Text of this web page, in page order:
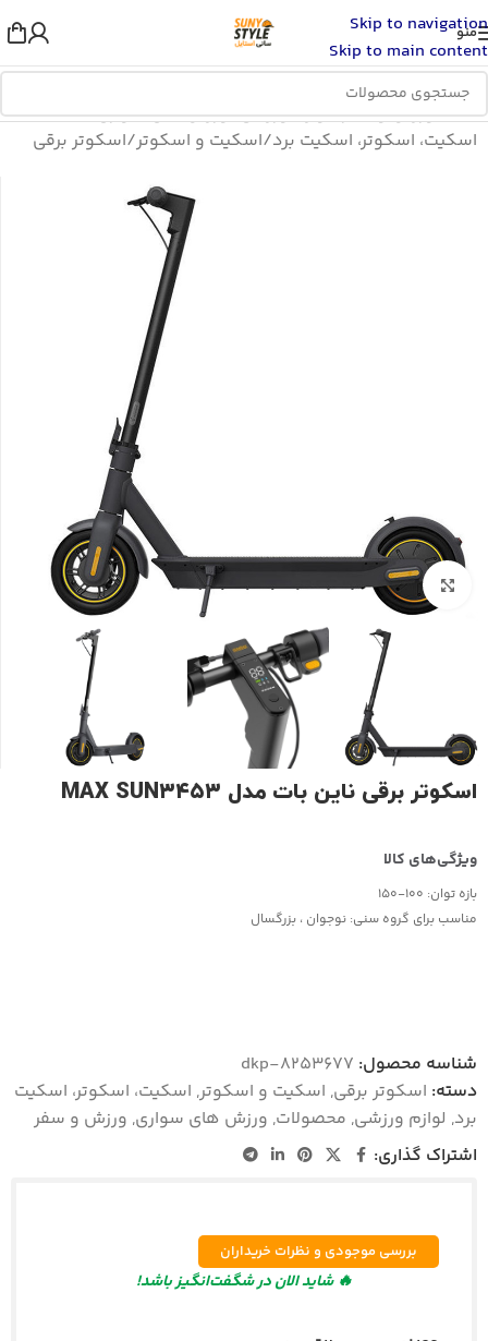
Skip to navigation
Skip to main content
منو
خانه/ورزش و سفر/لوازم ورزشی/ورزش های سواری/
اسکیت، اسکوتر، اسکیت برد/اسکیت و اسکوتر/اسکوتر برقی
بزرگنمایی تصویر
اسکوتر برقی ناین بات مدل MAX SUN۳۴۵۳
بازه توان: 100-150
مناسب برای گروه سنی: نوجوان ، بزرگسال
شناسه محصول: dkp-8253677
دسته: اسکوتر برقی, اسکیت و اسکوتر, اسکیت، اسکوتر، اسکیت
برد, لوازم ورزشی, محصولات, ورزش های سواری, ورزش و سفر
اشتراک گذاری:
بررسی موجودی و نظرات خریداران
🔥 شاید الان در شگفت‌انگیز باشد!